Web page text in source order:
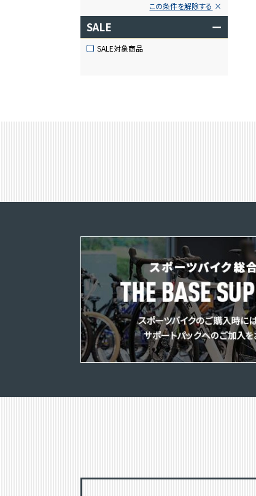
この条件を解除する
SALE ー
SALE対象商品